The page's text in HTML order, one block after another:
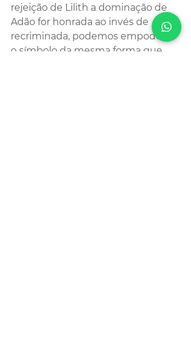
rejeição de Lilith a dominação de
Adão for honrada ao invés de
recriminada, podemos empoderar
o símbolo da mesma forma que